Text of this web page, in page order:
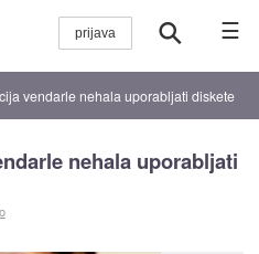
☰
vendarle nehala uporabljati diskete
nehala uporabljati